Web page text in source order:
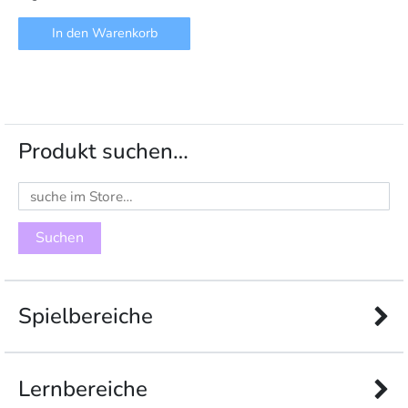
In den Warenkorb
Produkt suchen…
Suchen
nach:
Spielbereiche
Lernbereiche